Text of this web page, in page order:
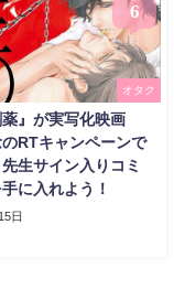
6
オタク
薬』が実写化映画
RTキャンペーンで
生サイン入りコミ
に入れよう！
日